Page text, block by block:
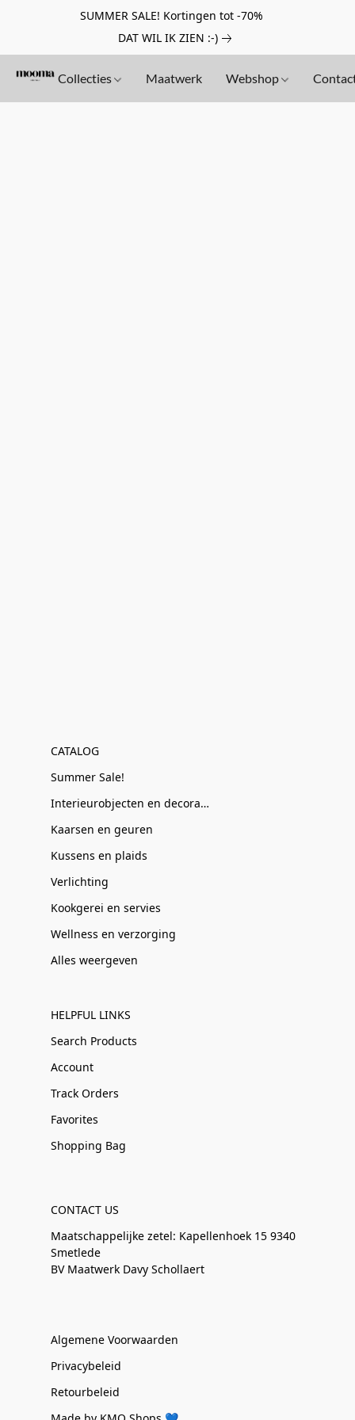
SUMMER SALE! Kortingen tot -70%
DAT WIL IK ZIEN :-)
Collecties Maatwerk Webshop
CATALOG
Summer Sale!
Interieurobjecten en decoratie
Kaarsen en geuren
Kussens en plaids
Verlichting
Kookgerei en servies
Wellness en verzorging
Alles weergeven
HELPFUL LINKS
Search Products
Account
Track Orders
Favorites
Shopping Bag
CONTACT US
Maatschappelijke zetel: Kapellenhoek 15 9340
Smetlede
BV Maatwerk Davy Schollaert
Algemene Voorwaarden
Privacybeleid
Retourbeleid